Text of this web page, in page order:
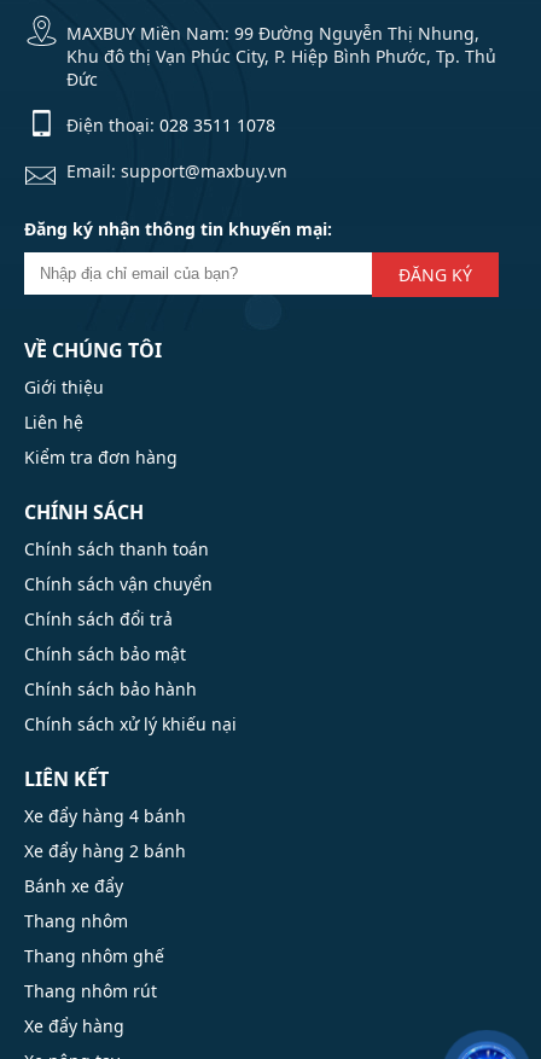
MAXBUY Miền Nam: 99 Đường Nguyễn Thị Nhung,
Khu đô thị Vạn Phúc City, P. Hiệp Bình Phước, Tp. Thủ
Đức
Điện thoại: 028 3511 1078
Email: support@maxbuy.vn
Đăng ký nhận thông tin khuyến mại:
ĐĂNG KÝ
VỀ CHÚNG TÔI
Giới thiệu
Liên hệ
Kiểm tra đơn hàng
CHÍNH SÁCH
Chính sách thanh toán
Chính sách vận chuyển
Chính sách đổi trả
Chính sách bảo mật
Chính sách bảo hành
Chính sách xử lý khiếu nại
LIÊN KẾT
Xe đẩy hàng 4 bánh
Xe đẩy hàng 2 bánh
Bánh xe đẩy
Thang nhôm
Thang nhôm ghế
Thang nhôm rút
Xe đẩy hàng